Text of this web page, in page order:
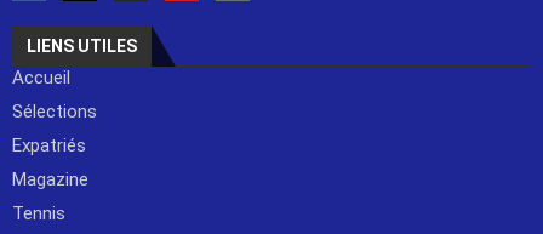
LIENS UTILES
Accueil
Sélections
Expatriés
Magazine
Tennis